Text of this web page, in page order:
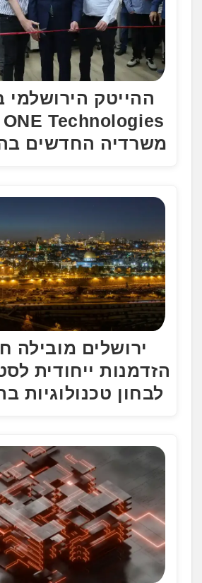
ההייטק הירושלמי
משרדיה החדשים
ירושלים מובילה
הזדמנות ייחודית
לבחון טכנולוגיות